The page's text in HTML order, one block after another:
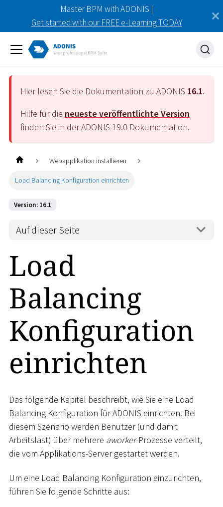
Master BPM with ADONIS |
Get started with our FREE e-Learning TODAY
Hier lesen Sie die Dokumentation zu ADONIS 16.1.
Hilfe für die neueste veröffentlichte Version
finden Sie in der ADONIS 19.0 Dokumentation.
Webapplikation installieren
Load Balancing Konfiguration einrichten
Version: 16.1
Auf dieser Seite
Load
Balancing
Konfiguration
einrichten
Das folgende Kapitel beschreibt, wie Sie eine Load
Balancing Konfiguration für ADONIS einrichten. Bei
diesem Szenario werden Benutzer (und damit
Arbeitslast) über mehrere aworker-Prozesse verteilt,
die vom Applikations-Server gestartet werden.
Um eine Load Balancing Konfiguration einzurichten,
führen Sie folgende Schritte aus: